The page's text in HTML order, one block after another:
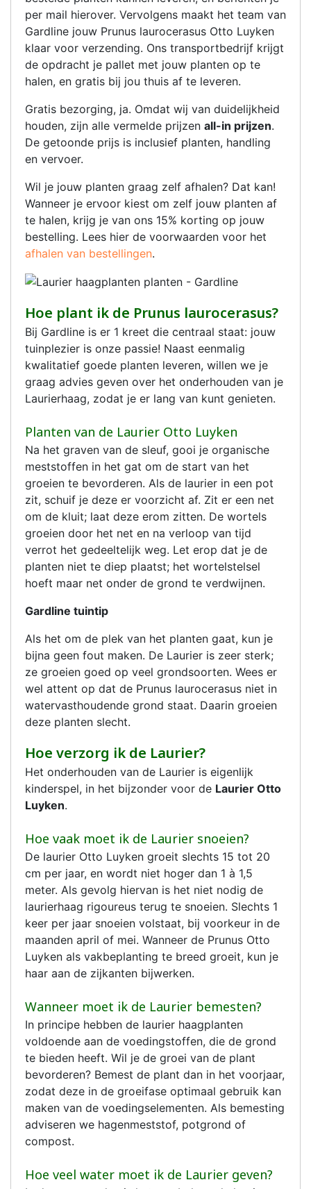
per mail hierover. Vervolgens maakt het team van
Gardline jouw Prunus laurocerasus Otto Luyken
klaar voor verzending. Ons transportbedrijf krijgt
de opdracht je pallet met jouw planten op te
halen, en gratis bij jou thuis af te leveren.
Gratis bezorging, ja. Omdat wij van duidelijkheid
houden, zijn alle vermelde prijzen all-in prijzen.
De getoonde prijs is inclusief planten, handling
en vervoer.
Wil je jouw planten graag zelf afhalen? Dat kan!
Wanneer je ervoor kiest om zelf jouw planten af
te halen, krijg je van ons 15% korting op jouw
bestelling. Lees hier de voorwaarden voor het
afhalen van bestellingen.
Hoe plant ik de Prunus laurocerasus?
Bij Gardline is er 1 kreet die centraal staat: jouw
tuinplezier is onze passie! Naast eenmalig
kwalitatief goede planten leveren, willen we je
graag advies geven over het onderhouden van je
Laurierhaag, zodat je er lang van kunt genieten.
Planten van de Laurier Otto Luyken
Na het graven van de sleuf, gooi je organische
meststoffen in het gat om de start van het
groeien te bevorderen. Als de laurier in een pot
zit, schuif je deze er voorzicht af. Zit er een net
om de kluit; laat deze erom zitten. De wortels
groeien door het net en na verloop van tijd
verrot het gedeeltelijk weg. Let erop dat je de
planten niet te diep plaatst; het wortelstelsel
hoeft maar net onder de grond te verdwijnen.
Gardline tuintip
Als het om de plek van het planten gaat, kun je
bijna geen fout maken. De Laurier is zeer sterk;
ze groeien goed op veel grondsoorten. Wees er
wel attent op dat de Prunus laurocerasus niet in
watervasthoudende grond staat. Daarin groeien
deze planten slecht.
Hoe verzorg ik de Laurier?
Het onderhouden van de Laurier is eigenlijk
kinderspel, in het bijzonder voor de Laurier Otto
Luyken.
Hoe vaak moet ik de Laurier snoeien?
De laurier Otto Luyken groeit slechts 15 tot 20
cm per jaar, en wordt niet hoger dan 1 à 1,5
meter. Als gevolg hiervan is het niet nodig de
laurierhaag rigoureus terug te snoeien. Slechts 1
keer per jaar snoeien volstaat, bij voorkeur in de
maanden april of mei. Wanneer de Prunus Otto
Luyken als vakbeplanting te breed groeit, kun je
haar aan de zijkanten bijwerken.
Wanneer moet ik de Laurier bemesten?
In principe hebben de laurier haagplanten
voldoende aan de voedingstoffen, die de grond
te bieden heeft. Wil je de groei van de plant
bevorderen? Bemest de plant dan in het voorjaar,
zodat deze in de groeifase optimaal gebruik kan
maken van de voedingselementen. Als bemesting
adviseren we hagenmeststof, potgrond of
compost.
Hoe veel water moet ik de Laurier geven?